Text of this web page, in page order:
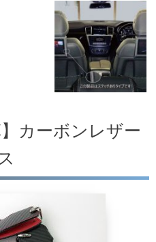
カーボンレザー